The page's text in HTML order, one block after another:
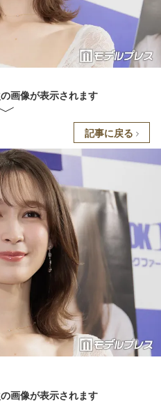
画像が表示されます
記事に戻る
画像が表示されます